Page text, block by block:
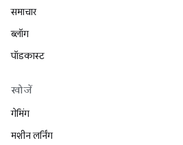
समाचार
ब्लॉग
पॉडकास्ट
खोजें
गेमिंग
मशीन लर्निंग